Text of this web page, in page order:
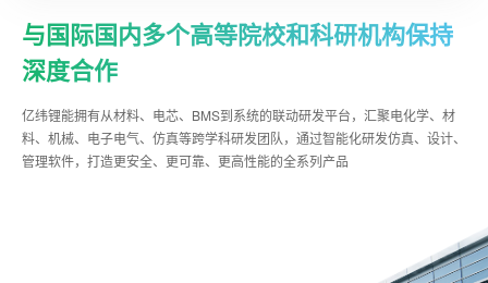
与国际国内多个高等院校和科研机构保持
深度合作
亿纬锂能拥有从材料、电芯、BMS到系统的联动研发平台，汇聚电化学、材
料、机械、电子电气、仿真等跨学科研发团队，通过智能化研发仿真、设计、
管理软件，打造更安全、更可靠、更高性能的全系列产品